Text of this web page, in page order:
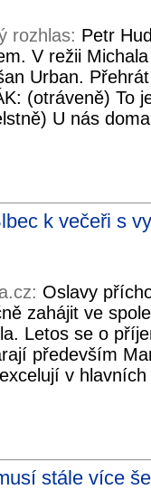
rozhlas: Petr
V režii
Urban.
(otráveně) To
U nás
k večeři s
Oslavy
zahájit ve
Letos se o
především
v
stále více